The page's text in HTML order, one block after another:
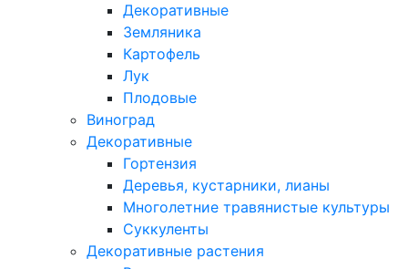
Декоративные
Земляника
Картофель
Лук
Плодовые
Виноград
Декоративные
Гортензия
Деревья, кустарники, лианы
Многолетние травянистые культуры
Суккуленты
Декоративные растения